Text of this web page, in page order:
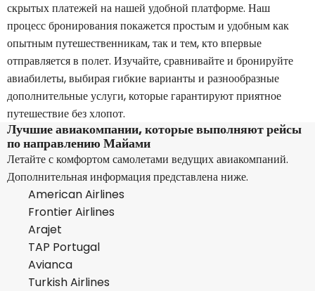
скрытых платежей на нашей удобной платформе. Наш
процесс бронирования покажется простым и удобным как
опытным путешественникам, так и тем, кто впервые
отправляется в полет. Изучайте, сравнивайте и бронируйте
авиабилеты, выбирая гибкие варианты и разнообразные
дополнительные услуги, которые гарантируют приятное
путешествие без хлопот.
Лучшие авиакомпании, которые выполняют рейсы
по направлению Майами
Летайте с комфортом самолетами ведущих авиакомпаний.
Дополнительная информация представлена ниже.
American Airlines
Frontier Airlines
Arajet
TAP Portugal
Avianca
Turkish Airlines